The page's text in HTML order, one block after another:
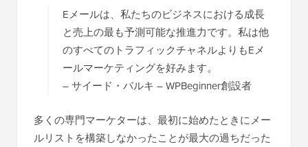
Eメールは、私たちのビジネスにおける成長
と売上の最も予測可能な推進力です。私は他
のすべてのトラフィックチャネルよりもEメ
ールマーケティングを好みます。
– サイード・バルキ – WPBeginner創設者
多くの専門マーケターは、最初に始めたときにメー
ルリストを構築しなかったことが最大の過ちだった